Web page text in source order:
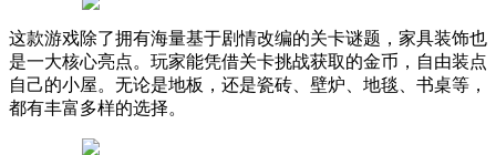
这款游戏除了拥有海量基于剧情改编的关卡谜题，家具装饰也
是一大核心亮点。玩家能凭借关卡挑战获取的金币，自由装点
自己的小屋。无论是地板，还是瓷砖、壁炉、地毯、书桌等，
都有丰富多样的选择。